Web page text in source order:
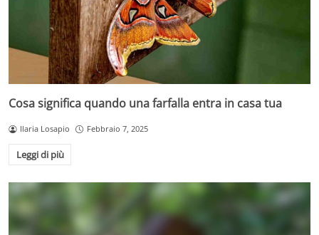
Cosa significa quando una farfalla entra in casa tua
Ilaria Losapio Febbraio 7, 2025
Leggi di più